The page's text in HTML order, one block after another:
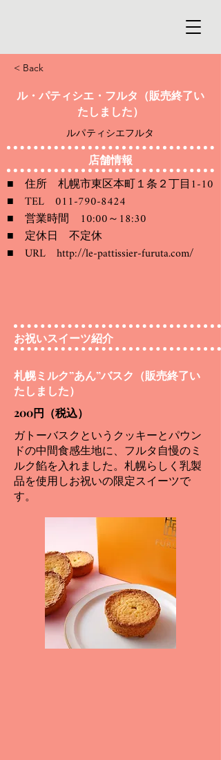
< Back
ル・パティシエ・フルタ（販売終了い
たしました）
ルパティシエフルタ
店舗情報
■ 住所 札幌市東区本町１条２丁目1-10
■ TEL 011-790-8424
■ 営業時間 10:00～18:30
■ 定休日 不定休
■ URL http://le-pattissier-furuta.com/
お祝いスイーツ紹介
札幌ミルク”あん”バスク（販売終了い
たしました）
200円（税込）
ガトーバスクというクッキーとパウン
ドの中間食感生地に、フルタ自慢のミ
ルク餡を入れました。札幌らしく乳製
品を使用しお祝いの限定スイーツで
す。